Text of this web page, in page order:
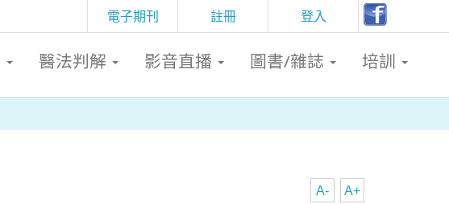
註冊 登入
電子期刊
醫法判解 影音直播 圖書/雜誌 培訓
A+
A-